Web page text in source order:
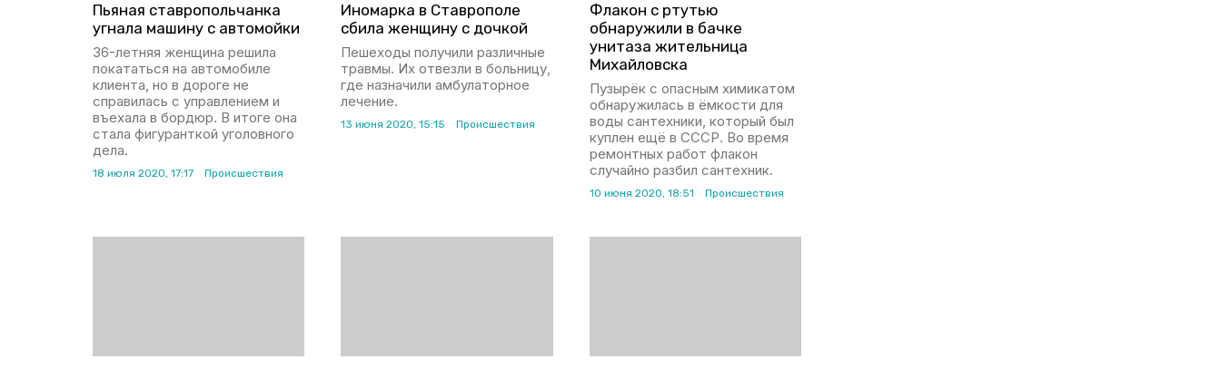
Пьяная ставропольчанка
угнала машину с автомойки
36-летняя женщина решила
покататься на автомобиле
клиента, но в дороге не
справилась с управлением и
въехала в бордюр. В итоге она
стала фигуранткой уголовного
дела.
18 июля 2020, 17:17 Происшествия
Иномарка в Ставрополе
сбила женщину с дочкой
Пешеходы получили различные
травмы. Их отвезли в больницу,
где назначили амбулаторное
лечение.
13 июня 2020, 15:15 Происшествия
Флакон с ртутью
обнаружили в бачке
унитаза жительница
Михайловска
Пузырёк с опасным химикатом
обнаружилась в ёмкости для
воды сантехники, который был
куплен ещё в СССР. Во время
ремонтных работ флакон
случайно разбил сантехник.
10 июня 2020, 18:51 Происшествия